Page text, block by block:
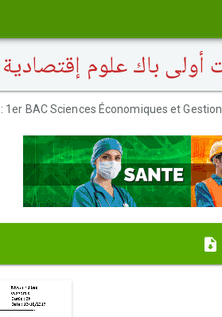
1er BAC Sciences Économiques et Gestion